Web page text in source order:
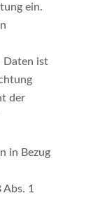
ein.
Daten ist
der
in Bezug
1